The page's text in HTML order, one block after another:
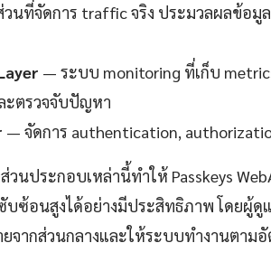
นที่จัดการ traffic จริง ประมวลผลข้อมู
— ระบบ monitoring ที่เก็บ
ะตรวจจับปัญหา
— จัดการ authentication,
นประกอบเหล่านี้ทำให้ Passkeys
ซ้อนสูงได้อย่างมีประสิทธิภาพ โดยผู้ดู
จากส่วนกลางและให้ระบบทำงานตาม